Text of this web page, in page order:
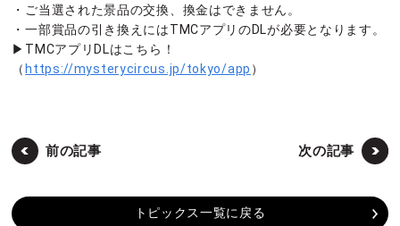
・ご当選された景品の交換、換金はできません。
・一部賞品の引き換えにはTMCアプリのDLが必要となります。
▶︎TMCアプリDLはこちら！
（ https://mysterycircus.jp/tokyo/app ）
前の記事 次の記事
トピックス一覧に戻る